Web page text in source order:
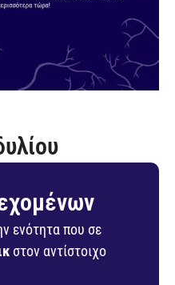
ενότητα που σε
στον αντίστοιχο